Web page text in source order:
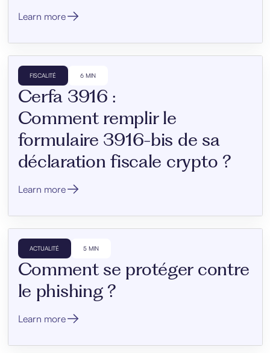
Learn more
FISCALITÉ 6 MIN
Cerfa 3916 :
Comment remplir le
formulaire 3916-bis de sa
déclaration fiscale crypto ?
Learn more
ACTUALITÉ 5 MIN
Comment se protéger contre
le phishing ?
Learn more